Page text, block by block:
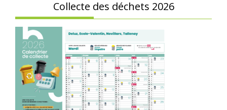
Collecte des déchets 2026